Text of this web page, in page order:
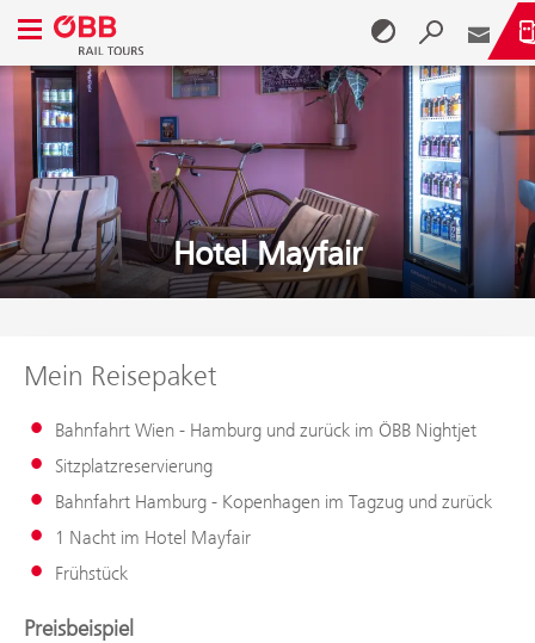
Zum Inhalt springen (Alt + 0)
Zum Menü springen (Alt + 1)
Navigationsmenü öffnen
Hotel Mayfair
Mein Reisepaket
Bahnfahrt Wien - Hamburg und zurück im ÖBB Nightjet
Sitzplatzreservierung
Bahnfahrt Hamburg - Kopenhagen im Tagzug und zurück
1 Nacht im Hotel Mayfair
Frühstück
Preisbeispiel